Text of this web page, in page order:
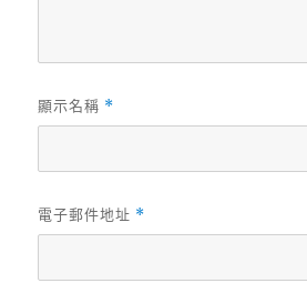
顯示名稱 *
電子郵件地址 *